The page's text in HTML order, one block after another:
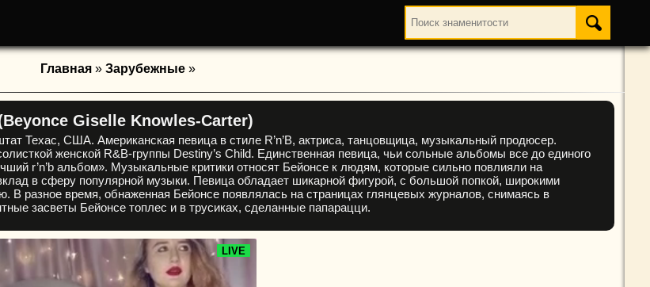
Главная » Зарубежные »
Giselle Knowles-Carter)
Техас, США. Американская певица в стиле R’n’B, актриса, танцовщица, музыкальный продюсер.
женской R&B-группы Destiny’s Child. Единственная певица, чьи сольные альбомы все до единого
r’n’b альбом». Музыкальные критики относят Бейонсе к людям, которые сильно повлияли на
в сферу популярной музыки. Певица обладает шикарной фигурой, с большой попкой, широкими
разное время, обнаженная Бейонсе появлялась на страницах глянцевых журналов, снимаясь в
засветы Бейонсе топлес и в трусиках, сделанные папарацци.